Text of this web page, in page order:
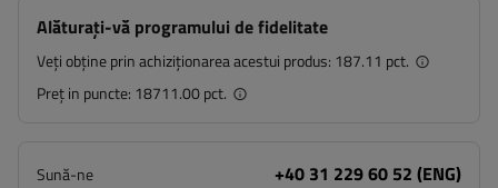
Alăturați-vă programului de fidelitate
Veți obține prin achiziționarea acestui produs: 187.11 pct.
Preț in puncte: 18711.00 pct.
Sună-ne +40 31 229 60 52 (ENG)